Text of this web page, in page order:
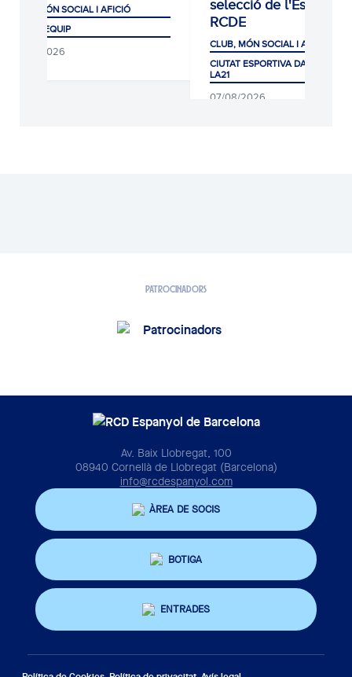
CLUB, MÓN SOCIAL I AFICIÓ
PRIMER EQUIP
07/08/2026
selecció de l'Escola
RCDE
CLUB, MÓN SOCIAL I AFICIÓ
CIUTAT ESPORTIVA DANI
LA21
07/08/2026
PATROCINADORS
Av. Baix Llobregat, 100
08940 Cornellà de Llobregat (Barcelona)
info@rcdespanyol.com
ÀREA DE SOCIS
BOTIGA
ENTRADES